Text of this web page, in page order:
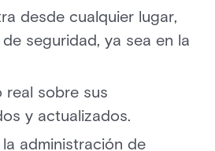
desde cualquier lugar,
seguridad, ya sea en la
real sobre sus
y actualizados.
administración de